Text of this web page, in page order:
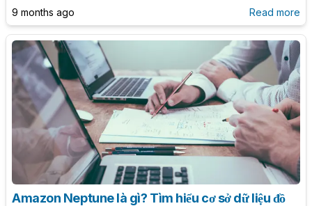
MongoDB, giúp bạn dễ dàng lưu trữ, truy vấn và mở rộng dữ liệu
JSON trên nền tảng AWS.
9 months ago Read more
Amazon Neptune là gì? Tìm hiểu cơ sở dữ liệu đồ